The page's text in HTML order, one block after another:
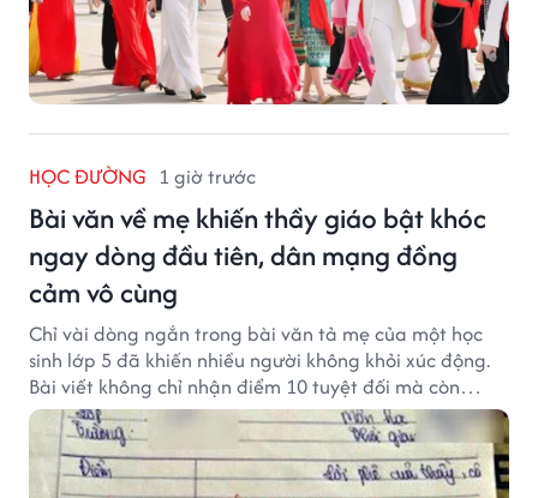
HỌC ĐƯỜNG 1 giờ trước
Bài văn về mẹ khiến thầy giáo bật khóc
ngay dòng đầu tiên, dân mạng đồng
cảm vô cùng
Chỉ vài dòng ngắn trong bài văn tả mẹ của một học
sinh lớp 5 đã khiến nhiều người không khỏi xúc động.
Bài viết không chỉ nhận điểm 10 tuyệt đối mà còn
khiến thầy giáo nghẹn ngào viết lời phê: "Thầy đã
khóc khi đọc xong dòng đầu tiên."